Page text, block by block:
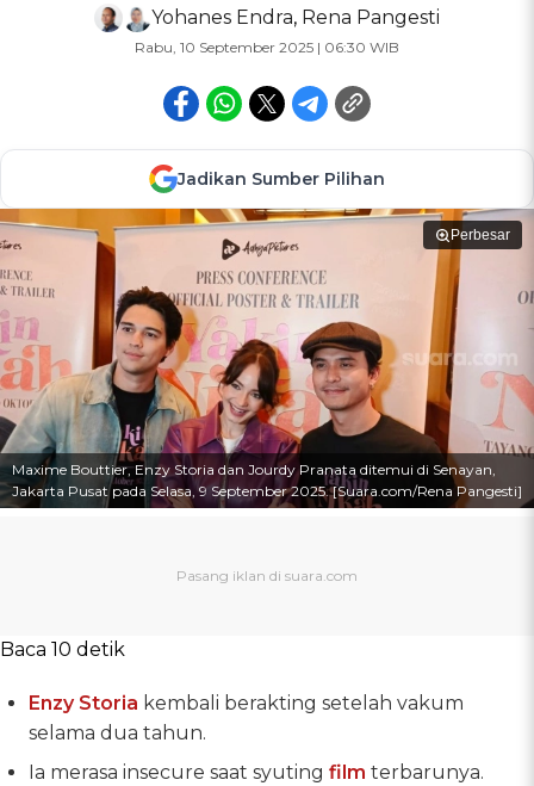
Yohanes Endra, Rena Pangesti
Rabu, 10 September 2025 | 06:30 WIB
Jadikan Sumber Pilihan
Perbesar
Maxime Bouttier, Enzy Storia dan Jourdy Pranata ditemui di Senayan,
Jakarta Pusat pada Selasa, 9 September 2025. [Suara.com/Rena Pangesti]
Baca 10 detik
Enzy Storia kembali berakting setelah vakum
selama dua tahun.
Ia merasa insecure saat syuting film terbarunya.